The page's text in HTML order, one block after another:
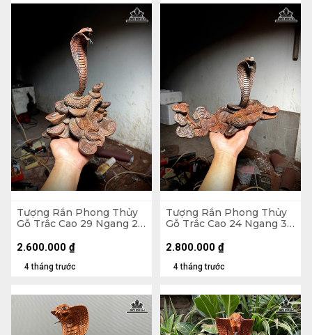
Tượng Rắn Phong Thủy
Gỗ Trắc Cao 29 Ngang 24
4 tháng trước
2.600.000 ₫
Tượng Rắn Phong Thủy
Gỗ Trắc Cao 24 Ngang 34
4 tháng trước
2.800.000 ₫